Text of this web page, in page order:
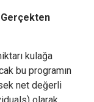
kulağa
bu programın
net değerli